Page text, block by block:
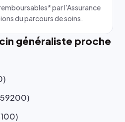
par l'Assurance
du parcours de soins.
généraliste proche